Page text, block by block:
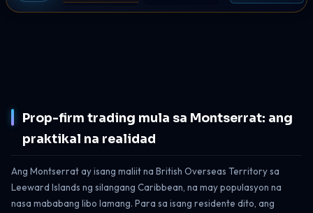
Prop-firm trading mula sa Montserrat: ang
praktikal na realidad
Ang Montserrat ay isang maliit na British Overseas Territory sa
Leeward Islands ng silangang Caribbean, na may populasyon na
nasa mababang libo lamang. Para sa isang residente dito, ang